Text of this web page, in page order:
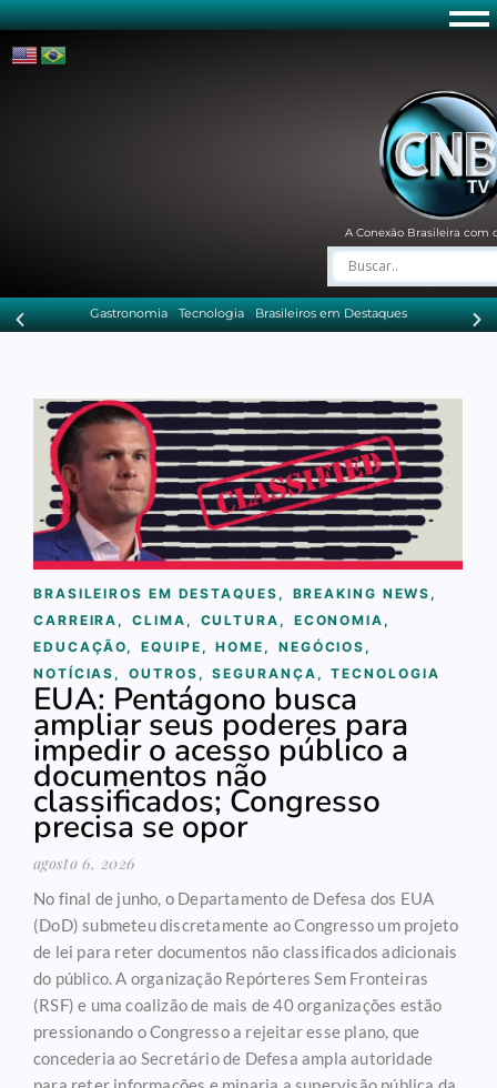
A Conexão Brasileira com
Gastronomia Tecnologia Brasileiros em Destaques
BRASILEIROS EM DESTAQUES , BREAKING NEWS ,
CARREIRA , CLIMA , CULTURA , ECONOMIA ,
EDUCAÇÃO, EQUIPE , HOME , NEGÓCIOS ,
NOTÍCIAS , OUTROS , SEGURANÇA , TECNOLOGIA
EUA: Pentágono busca
ampliar seus poderes para
impedir o acesso público a
documentos não
classificados; Congresso
precisa se opor
agosto 6, 2026
No final de junho, o Departamento de Defesa dos EUA
(DoD) submeteu discretamente ao Congresso um projeto
de lei para reter documentos não classificados adicionais
do público. A organização Repórteres Sem Fronteiras
(RSF) e uma coalizão de mais de 40 organizações estão
pressionando o Congresso a rejeitar esse plano, que
concederia ao Secretário de Defesa ampla autoridade